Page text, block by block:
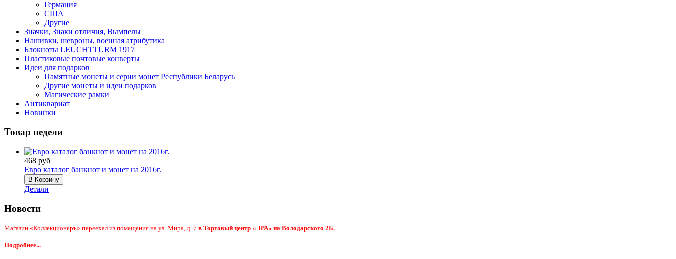
Германия
США
Другие
Значки, Знаки отличия, Вымпелы
Нашивки, шевроны, военная атрибутика
Блокноты LEUCHTTURM 1917
Пластиковые почтовые конверты
Идеи для подарков
Памятные монеты и серии монет Республики Беларусь
Другие монеты и идеи подарков
Магические рамки
Антиквариат
Новинки
Товар недели
468 руб
Евро каталог банкнот и монет на 2016г.
Детали
Новости
Магазин «Коллекционеръ» переехал из помещения на ул. Мира, д. 7 в Торговый центр «ЭРА» на Володарского 2Б.
Подробнее...